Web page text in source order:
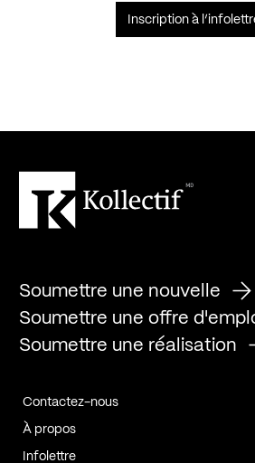
Inscription à
Soumettre une nouvelle
Soumettre une offre
Soumettre une réalisation
Contactez-nous
À propos
Infolettre